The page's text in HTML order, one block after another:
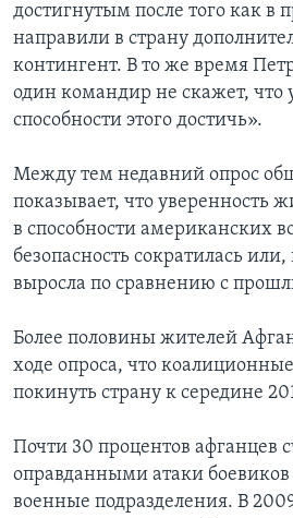
достигнутым после того как
направили в страну
контингент. В то же время
один командир не скажет, что
способности этого достичь».
Между тем недавний опрос
показывает, что уверенность
в способности американских
безопасность сократилась
выросла по сравнению с
Более половины жителей
ходе опроса, что
покинуть страну к середине
Почти 30 процентов афганцев
оправданными атаки
военные подразделения. В